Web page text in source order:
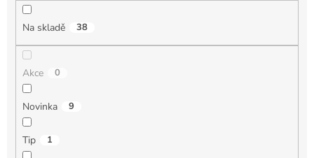
Na skladě 38
Akce 0
Novinka 9
Tip 1